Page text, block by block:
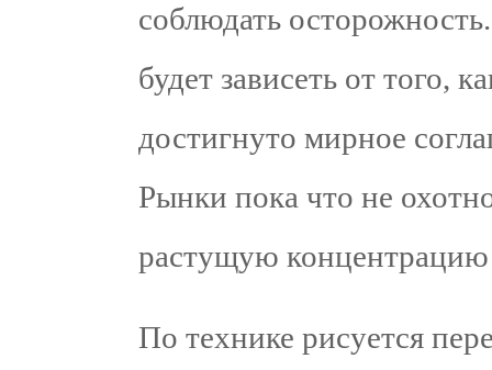
соблюдать
будет зависеть от того,
достигнуто мирное
Рынки пока что не
растущую
По технике рисуется